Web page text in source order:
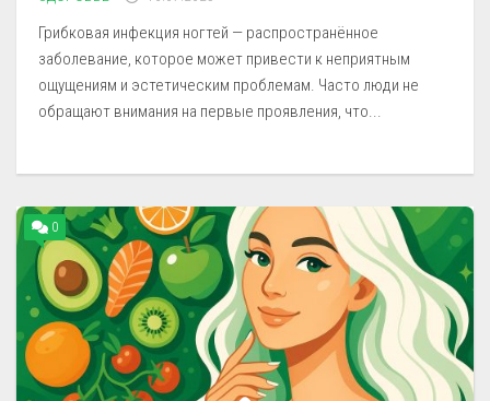
Грибковая инфекция ногтей — распространённое
заболевание, которое может привести к неприятным
ощущениям и эстетическим проблемам. Часто люди не
обращают внимания на первые проявления, что...
0